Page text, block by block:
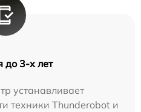
до 3-х лет
устанавливает
техники Thunderobot и